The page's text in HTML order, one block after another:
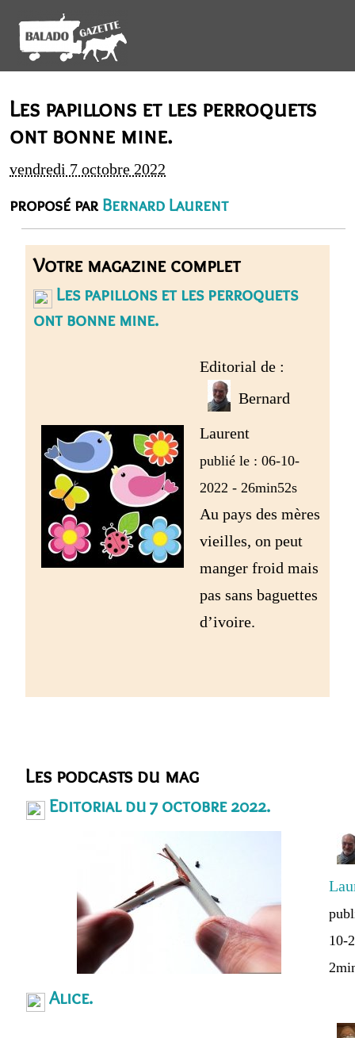
Les papillons et les perroquets
ont bonne mine.
vendredi 7 octobre 2022
proposé par Bernard Laurent
Votre magazine complet
Les papillons et les perroquets
ont bonne mine.
Editorial de :
Bernard
Laurent
publié le : 06-10-
2022 - 26min52s
Au pays des mères
vieilles, on peut
manger froid mais
pas sans baguettes
d’ivoire.
Les podcasts du mag
Editorial du 7 octobre 2022.
10-
Alice.